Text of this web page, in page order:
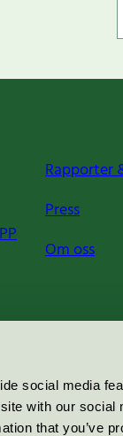
social media
with our social
that you’ve
Rapporter
Press
Om oss